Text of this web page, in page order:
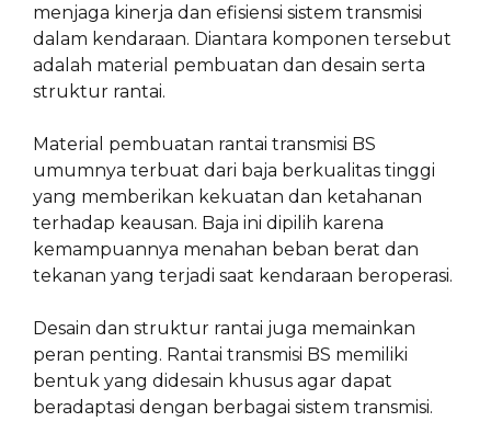
menjaga kinerja dan efisiensi sistem transmisi
dalam kendaraan. Diantara komponen tersebut
adalah material pembuatan dan desain serta
struktur rantai.
Material pembuatan rantai transmisi BS
umumnya terbuat dari baja berkualitas tinggi
yang memberikan kekuatan dan ketahanan
terhadap keausan. Baja ini dipilih karena
kemampuannya menahan beban berat dan
tekanan yang terjadi saat kendaraan beroperasi.
Desain dan struktur rantai juga memainkan
peran penting. Rantai transmisi BS memiliki
bentuk yang didesain khusus agar dapat
beradaptasi dengan berbagai sistem transmisi.